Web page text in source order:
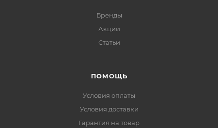
Бренды
Акции
Статьи
ПОМОЩЬ
Условия оплаты
Условия доставки
Гарантия на товар